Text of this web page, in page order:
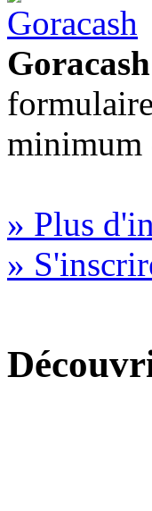
Goracash
minimum
» Plus
»